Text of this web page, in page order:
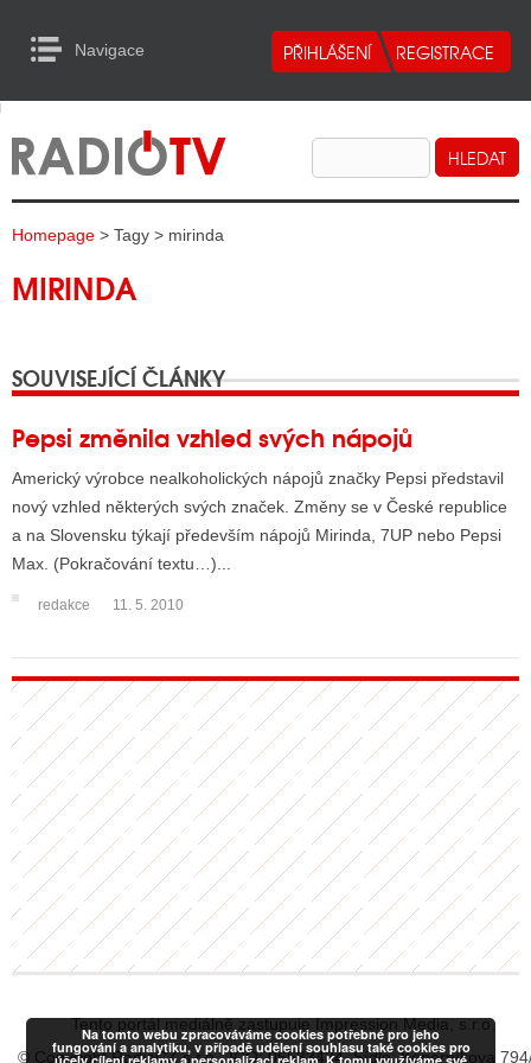
Navigace
RADIA
TELEVIZE
INTERNET
TISK
RADIA
RÁDIÍ
VYSÍLAČE
TELEVIZE
TELEVIZÍ
VYSÍLAČE
INTERNET
RÁDIA
STRÁNKY RÁDIÍ
STRÁNKY TV
TISK
to Content
Homepage > Tagy > mirinda
MIRINDA
SOUVISEJÍCÍ ČLÁNKY
Pepsi změnila vzhled svých nápojů
Americký výrobce nealkoholických nápojů značky Pepsi představil
nový vzhled některých svých značek. Změny se v České republice
a na Slovensku týkají především nápojů Mirinda, 7UP nebo Pepsi
Max. (Pokračování textu…)...
redakce 11. 5. 2010
Tento portál mediálně zastupuje Impression Media, s.r.o.
© Copyright RadiaCZ s.r.o., IČO: 06533434, Sídlo: Koperníkova
Na tomto webu zpracováváme cookies potřebné pro jeho
fungování a analytiku, v případě udělení souhlasu také cookies pro